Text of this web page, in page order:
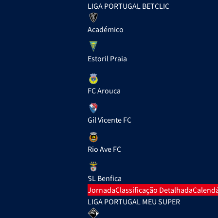
LIGA PORTUGAL BETCLIC
Académico
Estoril Praia
FC Arouca
Gil Vicente FC
Rio Ave FC
SL Benfica
JornadaClassificação Detalhada
LIGA PORTUGAL MEU SUPER